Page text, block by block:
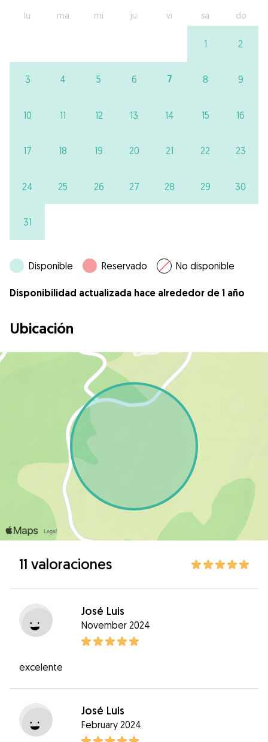
lu ma mi ju vi sa do
1 2
3 4 5 6 7 8 9
10 11 12 13 14 15 16
17 18 19 20 21 22 23
24 25 26 27 28 29 30
31
Disponible Reservado No disponible
Disponibilidad actualizada hace alrededor de 1 año
Ubicación
11 valoraciones
José Luis
November 2024
excelente
José Luis
February 2024